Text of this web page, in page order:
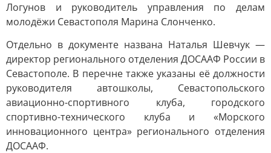
Логунов и руководитель управления по делам
молодёжи Севастополя Марина Слонченко.
Отдельно в документе названа Наталья Шевчук —
директор регионального отделения ДОСААФ России в
Севастополе. В перечне также указаны её должности
руководителя автошколы, Севастопольского
авиационно-спортивного клуба, городского
спортивно-технического клуба и «Морского
инновационного центра» регионального отделения
ДОСААФ.